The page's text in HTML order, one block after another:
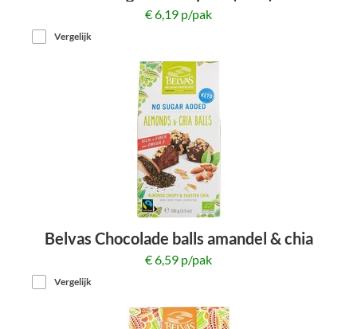
kokosbloesemsuiker 120g
€ 6,19 p/pak
Vergelijk
Belvas Chocolade balls amandel & chia
100g
€ 6,59 p/pak
Vergelijk